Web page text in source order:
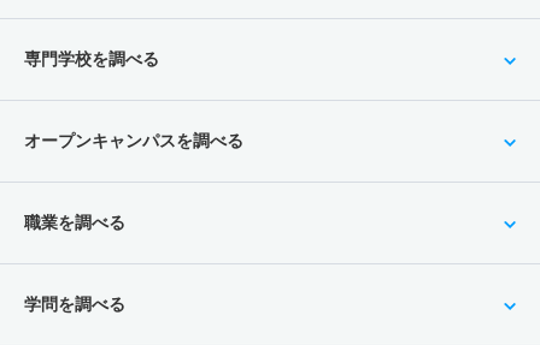
専門学校を調べる
オープンキャンパスを調べる
職業を調べる
学問を調べる